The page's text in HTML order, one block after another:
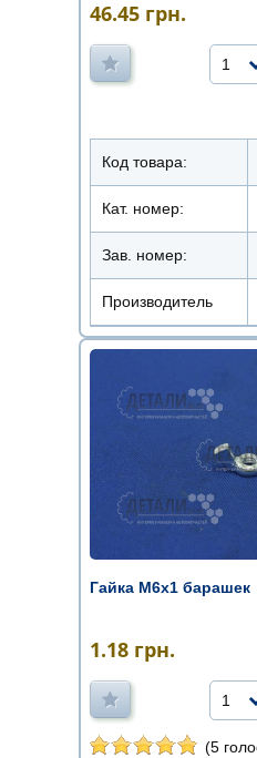
46.45 грн.
1
Код товара:
Кат. номер:
Зав. номер:
Производитель
Гайка М6х1 барашек
1.18 грн.
1
(5